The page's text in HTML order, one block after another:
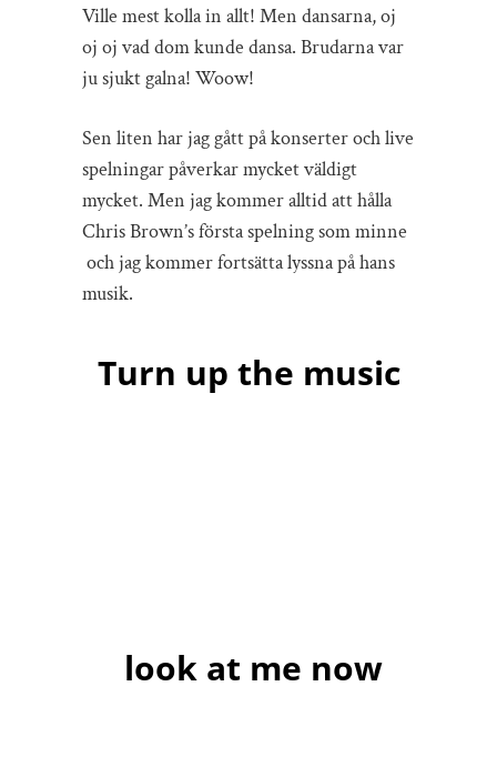
Ville mest kolla in allt! Men dansarna, oj
oj oj vad dom kunde dansa. Brudarna var
ju sjukt galna! Woow!
Sen liten har jag gått på konserter och live
spelningar påverkar mycket väldigt
mycket. Men jag kommer alltid att hålla
Chris Brown’s första spelning som minne
och jag kommer fortsätta lyssna på hans
musik.
Turn up the music
look at me now